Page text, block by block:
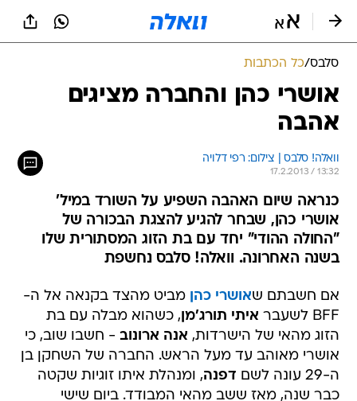
סלבס/כל הכתבות
אושרי כהן והחברה מציגים
אהבה
וואלה! סלבס | צילום: רפי דלויה
17.2.2013 / 13:32
כנראה שיום האהבה השפיע על השורד במיל'
אושרי כהן, שבחר להגיע להצגת הבכורה של
"החולה ההודי" יחד עם בת הזוג המסתורית שלו
בשנה האחרונה. וואלה! סלבס נחשפת
אם חשבתם שאושרי כהן מביט מהצד בקנאה אל ה-
BFF לשעבר
איתי תורג'מן, כשהוא מבלה עם בת
הזוג מהאי של הישרדות, אנה ארונוב - חשבו שוב, כי
אושרי מאוהב עד מעל הראש. החברה של השחקן בן
ה-29 עונה לשם
דפנה, ומנהלת איתו זוגיות שקטה
כבר שנה, מאז ששב מהאי המבודד. ביום שישי